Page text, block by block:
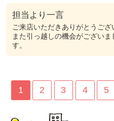
担当より一言
ご来店いただきありがとうござ
また引っ越しの機会がござい
す。
1 2 3 4 5